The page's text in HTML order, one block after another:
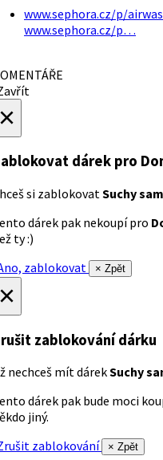
www.sephora.cz/p/
www.sephora.cz/p…
dárek pro
si zablokovatSuchy
dárek pak nekoupí pro
ty :)
zablokovat
× Zpět
zablokování dárku
nechceš mít dárekSuchy
dárek pak bude moci
jiný.
zablokování
× Zpět